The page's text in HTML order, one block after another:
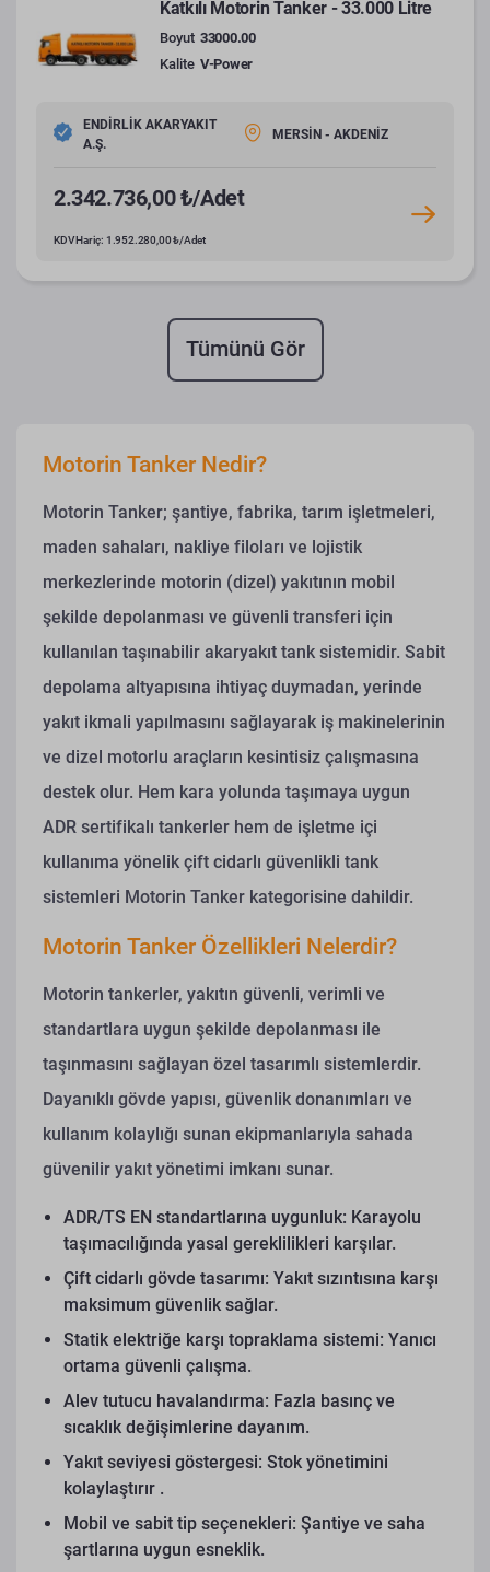
Katkılı Motorin Tanker - 33.000 Litre
Boyut 33000.00
Kalite V-Power
ENDİRLİK AKARYAKIT
A.Ş.
MERSİN - AKDENİZ
2.342.736,00 ₺/Adet
KDV Hariç: 1.952.280,00 ₺/Adet
Tümünü Gör
Motorin Tanker Nedir?
Motorin Tanker; şantiye, fabrika, tarım işletmeleri,
maden sahaları, nakliye filoları ve lojistik
merkezlerinde motorin (dizel) yakıtının mobil
şekilde depolanması ve güvenli transferi için
kullanılan taşınabilir akaryakıt tank sistemidir. Sabit
depolama altyapısına ihtiyaç duymadan, yerinde
yakıt ikmali yapılmasını sağlayarak iş makinelerinin
ve dizel motorlu araçların kesintisiz çalışmasına
destek olur. Hem kara yolunda taşımaya uygun
ADR sertifikalı tankerler hem de işletme içi
kullanıma yönelik çift cidarlı güvenlikli tank
sistemleri Motorin Tanker kategorisine dahildir.
Motorin Tanker Özellikleri Nelerdir?
Motorin tankerler, yakıtın güvenli, verimli ve
standartlara uygun şekilde depolanması ile
taşınmasını sağlayan özel tasarımlı sistemlerdir.
Dayanıklı gövde yapısı, güvenlik donanımları ve
kullanım kolaylığı sunan ekipmanlarıyla sahada
güvenilir yakıt yönetimi imkanı sunar.
ADR/TS EN standartlarına uygunluk: Karayolu
taşımacılığında yasal gereklilikleri karşılar.
Çift cidarlı gövde tasarımı: Yakıt sızıntısına karşı
maksimum güvenlik sağlar.
Statik elektriğe karşı topraklama sistemi: Yanıcı
ortama güvenli çalışma.
Alev tutucu havalandırma: Fazla basınç ve
sıcaklık değişimlerine dayanım.
Yakıt seviyesi göstergesi: Stok yönetimini
kolaylaştırır .
Mobil ve sabit tip seçenekleri: Şantiye ve saha
şartlarına uygun esneklik.